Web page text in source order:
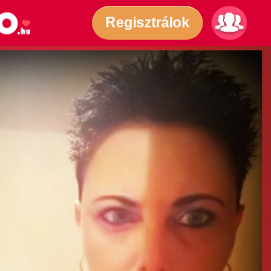
Regisztrálok